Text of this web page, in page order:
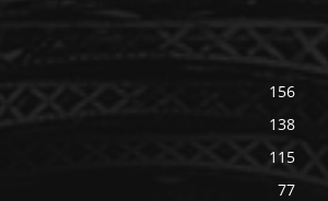
156
138
115
77